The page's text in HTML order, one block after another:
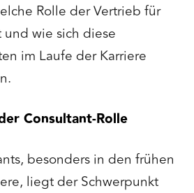
Rolle der Vertrieb für
wie sich diese
im Laufe der Karriere
Consultant-Rolle
besonders in den frühen
liegt der Schwerpunkt